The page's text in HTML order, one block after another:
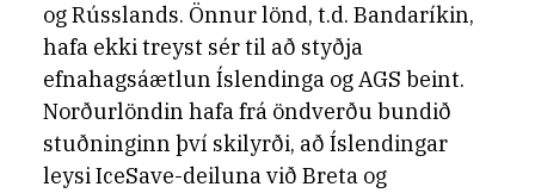
og Rússlands. Önnur lönd, t.d. Bandaríkin,
hafa ekki treyst sér til að styðja
efnahagsáætlun Íslendinga og AGS beint.
Norðurlöndin hafa frá öndverðu bundið
stuðninginn því skilyrði, að Íslendingar
leysi IceSave-deiluna við Breta og